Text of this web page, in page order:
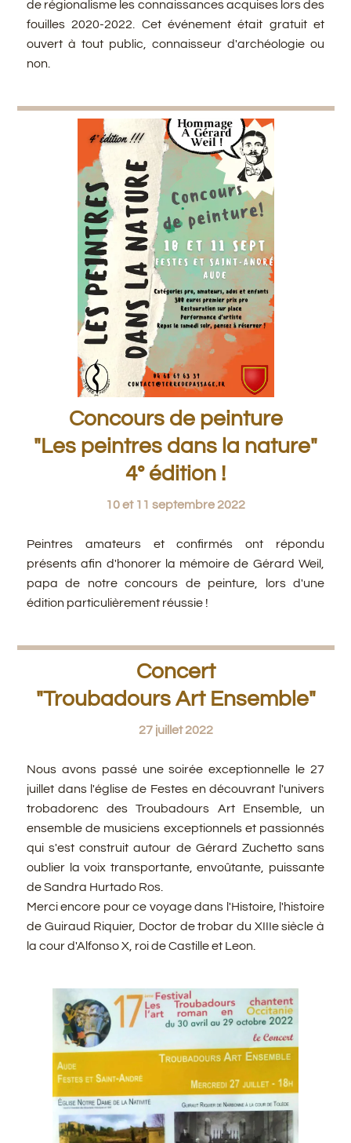
de régionalisme les connaissances acquises lors des
fouilles 2020-2022. Cet événement était gratuit et
ouvert à tout public, connaisseur d'archéologie ou
non.
Concours de peinture
"Les peintres dans la nature"
4° édition !
10 et 11 septembre 2022
Peintres amateurs et confirmés ont répondu
présents afin d'honorer la mémoire de Gérard Weil,
papa de notre concours de peinture, lors d'une
édition particulièrement réussie !
Concert
"Troubadours Art Ensemble"
27 juillet 2022
Nous avons passé une soirée exceptionnelle le 27
juillet dans l'église de Festes en découvrant l'univers
trobadorenc des Troubadours Art Ensemble, un
ensemble de musiciens exceptionnels et passionnés
qui s'est construit autour de Gérard Zuchetto sans
oublier la voix transportante, envoûtante, puissante
de Sandra Hurtado Ros.
Merci encore pour ce voyage dans l'Histoire, l'histoire
de Guiraud Riquier, Doctor de trobar du XIIIe siècle à
la cour d'Alfonso X, roi de Castille et Leon.